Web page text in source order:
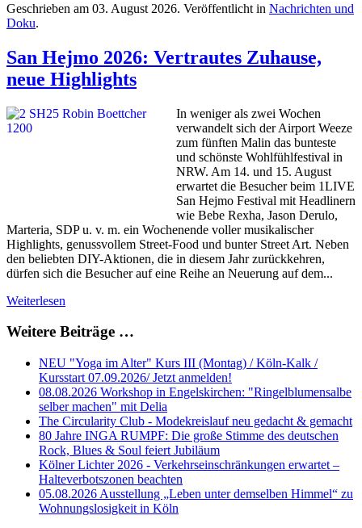
Geschrieben am 03. August 2026. Veröffentlicht in Nachrichten und
Doku.
San Hejmo 2026: Vertrautes Zuhause,
neue Highlights
In weniger als zwei Wochen
verwandelt sich der Airport Weeze
zum fünften Malin das bunteste
und schönste Wohlfühlfestival in
NRW. Am 14. und 15. August
erwartet die Besucher beim 1LIVE
San Hejmo Festival mit Headlinern
wie Bebe Rexha, Jason Derulo,
Marteria, SDP u. v. m. ein Wochenende voller musikalischer
Highlights, genussvollem Street-Food und bunter Street Art. Neben
den beliebten DIY-Aktionen, die in diesem Jahr zurückkehren,
dürfen sich die Besucher auf eine Reihe an Neuerung auf dem...
Weiterlesen
Weitere Beiträge …
NEU "Yoga im Alter" Kurs III (Montag) / Köln-Kalk /
Kursstart 07.09.2026/ Jetzt anmelden!
08.08.2026 Workshop in Engelskirchen: "Ringelblumensalbe
selber machen" mit Delia
The Circularity Club - Modekreislauf neu gedacht & gemacht
80 Jahre INGA RUMPF: Die große Stimme des deutschen
Rock, Blues & Soul feiert Jubiläum
Kölner Lichter 2026 - Verkehrseinschränkungen erwartet –
Halteverbotszonen beachten
05.08.2026 Ausstellung „Leben unter demselben Himmel“ zu
Wohnungslosigkeit in Köln